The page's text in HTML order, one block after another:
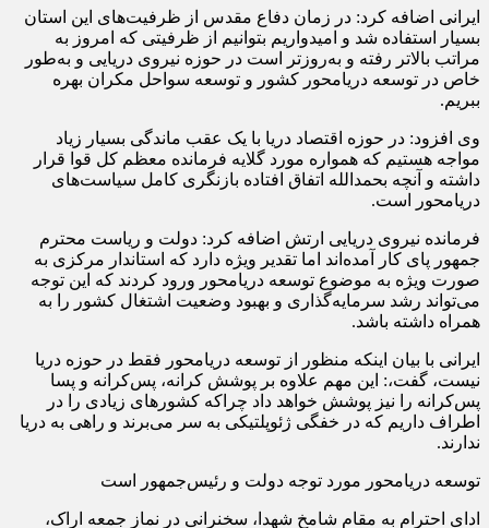
ایرانی اضافه کرد: در زمان دفاع مقدس از ظرفیت‌های این استان
بسیار استفاده شد و امیدواریم بتوانیم از ظرفیتی که امروز به
مراتب بالاتر رفته و به‌روزتر است در حوزه نیروی دریایی و به‌طور
خاص در توسعه دریامحور کشور و توسعه سواحل مکران بهره
ببریم.
وی افزود: در حوزه اقتصاد دریا با یک عقب ماندگی بسیار زیاد
مواجه هستیم که همواره مورد گلایه فرمانده معظم کل قوا قرار
داشته و آنچه بحمدالله اتفاق افتاده بازنگری کامل سیاست‌های
دریامحور است‌.
فرمانده نیروی دریایی ارتش اضافه کرد: دولت و ریاست محترم
جمهور پای کار آمده‌اند اما تقدیر ویژه دارد که استاندار مرکزی به
صورت ویژه به موضوع توسعه دریامحور ورود کردند که این توجه
می‌تواند رشد سرمایه‌گذاری و بهبود وضعیت اشتغال کشور را به
همراه داشته باشد.
ایرانی با بیان اینکه منظور از توسعه دریامحور فقط در حوزه دریا
نیست، گفت،: این مهم علاوه بر پوشش کرانه، پس‌کرانه و پسا
پس‌کرانه را نیز پوشش خواهد داد چراکه کشورهای زیادی را در
اطراف داریم که در خفگی ژئوپلتیکی به سر می‌برند و راهی به دریا
ندارند.
توسعه دریامحور مورد توجه دولت و رئیس‌جمهور است
ادای احترام به مقام شامخ شهدا، سخنرانی در نماز جمعه اراک،